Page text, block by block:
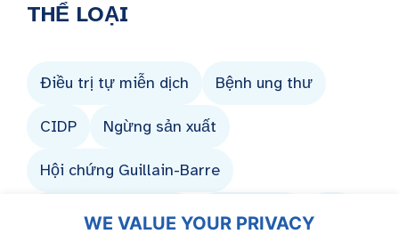
WE VALUE YOUR PRIVACY
THỂ LOẠI
Điều trị tự miễn dịch Bệnh ung thư
CIDP Ngừng sản xuất
Hội chứng Guillain-Barre
Bệnh máu khó đông Viêm gan C